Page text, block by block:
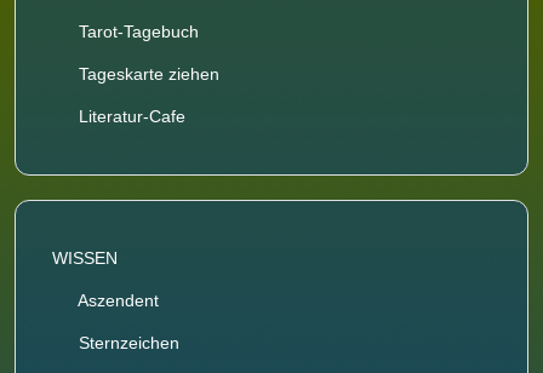
Tarot-Tagebuch
Tageskarte ziehen
Literatur-Cafe
WISSEN
Aszendent
Sternzeichen